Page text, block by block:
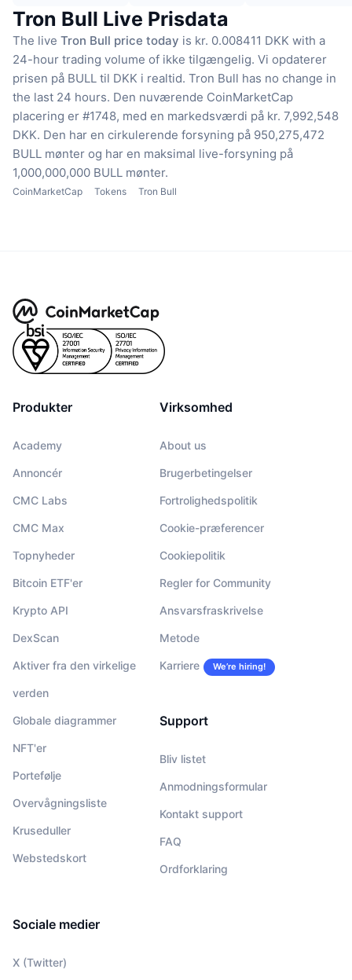
Tron Bull Live Prisdata
The live Tron Bull price today is kr. 0.008411 DKK with a
24-hour trading volume of ikke tilgængelig. Vi opdaterer
prisen på BULL til DKK i realtid. Tron Bull has no change in
the last 24 hours. Den nuværende CoinMarketCap
placering er #1748, med en markedsværdi på kr. 7,992,548
DKK. Den har en cirkulerende forsyning på 950,275,472
BULL mønter og har en maksimal live-forsyning på
1,000,000,000 BULL mønter.
CoinMarketCap Tokens Tron Bull
Produkter
Academy
Annoncér
CMC Labs
CMC Max
Topnyheder
Bitcoin ETF'er
Krypto API
DexScan
Aktiver fra den virkelige
verden
Globale diagrammer
NFT'er
Portefølje
Overvågningsliste
Kruseduller
Webstedskort
Virksomhed
About us
Brugerbetingelser
Fortrolighedspolitik
Cookie-præferencer
Cookiepolitik
Regler for Community
Ansvarsfraskrivelse
Metode
Karriere We’re hiring!
Support
Bliv listet
Anmodningsformular
Kontakt support
FAQ
Ordforklaring
Sociale medier
X (Twitter)